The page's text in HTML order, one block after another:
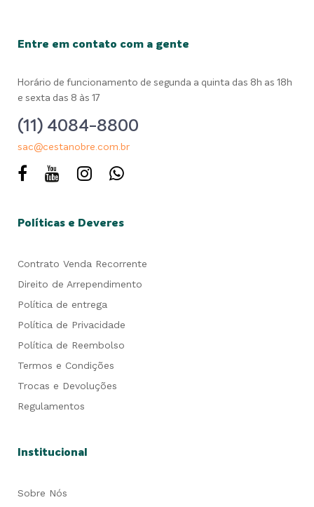
Entre em contato com a gente
Horário de funcionamento de segunda a quinta das 8h as 18h
e sexta das 8 às 17
(11) 4084-8800
sac@cestanobre.com.br
Políticas e Deveres
Contrato Venda Recorrente
Direito de Arrependimento
Política de entrega
Política de Privacidade
Política de Reembolso
Termos e Condições
Trocas e Devoluções
Regulamentos
Institucional
Sobre Nós